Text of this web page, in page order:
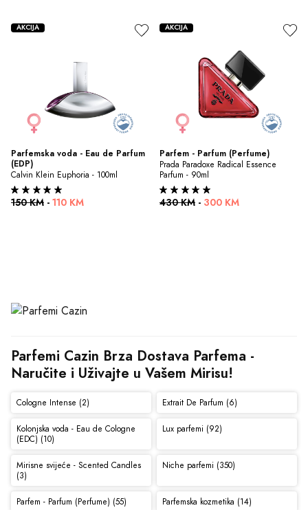
Parfemska voda - Eau de Parfum
(EDP)
Calvin Klein Euphoria - 100ml
150 KM - 110 KM
AKCIJA
Parfem - Parfum (Perfume)
Prada Paradoxe Radical Essence
Parfum - 90ml
430 KM - 300 KM
AKCIJA
Parfemi Cazin Brza Dostava Parfema -
Naručite i Uživajte u Vašem Mirisu!
Cologne Intense (2) Extrait De Parfum (6)
Kolonjska voda - Eau de Cologne
(EDC) (10)
Lux parfemi (92)
Mirisne svijeće - Scented Candles
(3)
Niche parfemi (350)
Parfem - Parfum (Perfume) (55) Parfemska kozmetika (14)